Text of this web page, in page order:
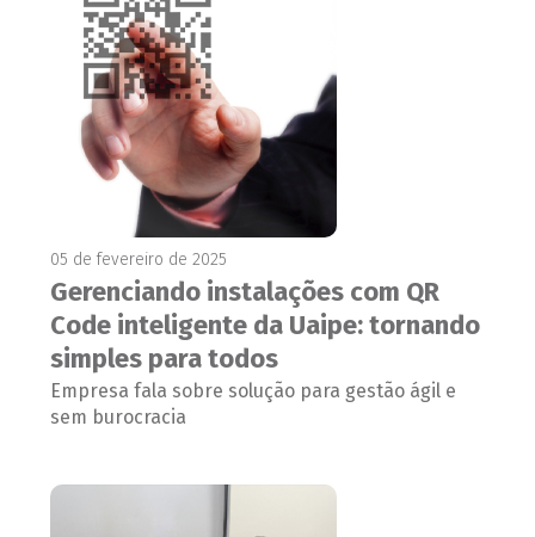
05 de fevereiro de 2025
Gerenciando instalações com QR
Code inteligente da Uaipe: tornando
simples para todos
Empresa fala sobre solução para gestão ágil e
sem burocracia